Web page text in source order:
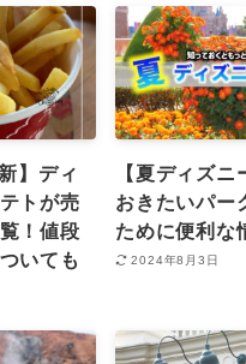
】ディ
トが売
！値段
いても
【夏ディズニ
おきたいパー
ために便利な
2024年8月3日